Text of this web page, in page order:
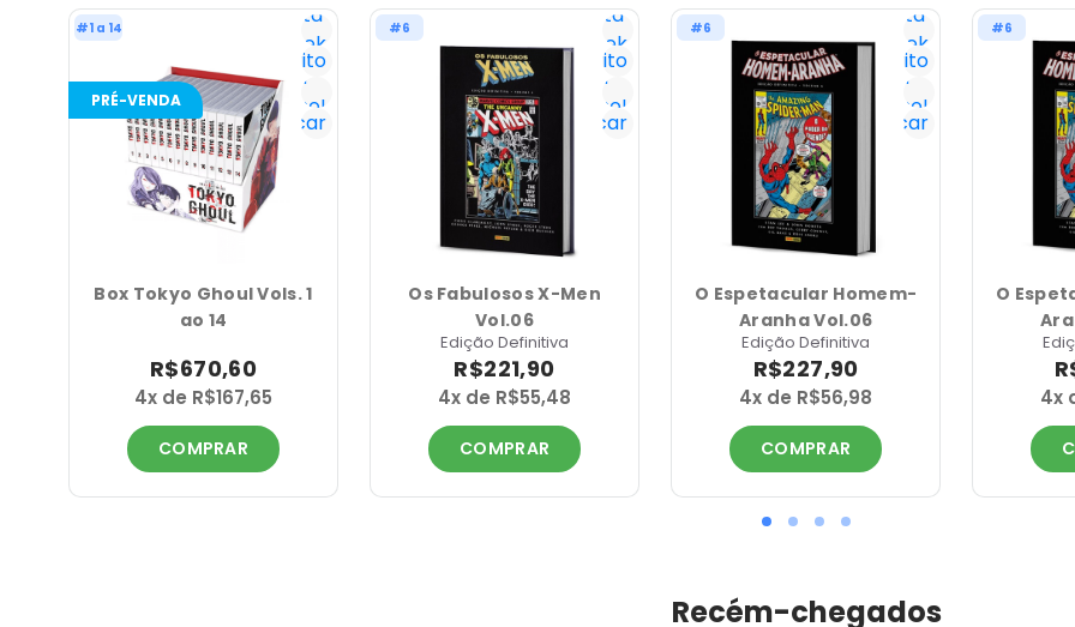
Lista
Geek
Favorito
Já
tenho!
Notificar
#1 a 14
Box Tokyo Ghoul Vols. 1
ao 14
R$670,60
4x de R$167,65
COMPRAR
PRÉ-VENDA
Lista
Geek
Favorito
Já
tenho!
Notificar
#6
Os Fabulosos X-Men
Vol.06
Edição Definitiva
R$221,90
4x de R$55,48
COMPRAR
Lista
Geek
Favorito
Já
tenho!
Notificar
#6
O Espetacular Homem-
Aranha Vol.06
Edição Definitiva
R$227,90
4x de R$56,98
COMPRAR
#6
O
4x
Recém-chegados